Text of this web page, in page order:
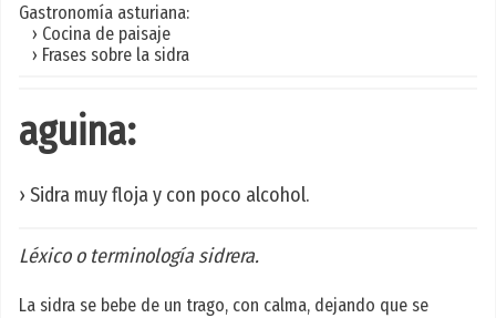
Gastronomía asturiana:
› Cocina de paisaje
› Frases sobre la sidra
aguina:
› Sidra muy floja y con poco alcohol.
Léxico o terminología sidrera.
La sidra se bebe de un trago, con calma, dejando que se